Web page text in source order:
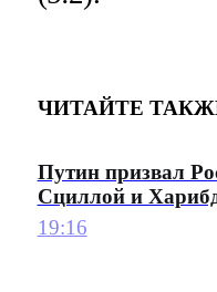
ЧИТАЙТЕ
Путин призвал
Сциллой и
19:16